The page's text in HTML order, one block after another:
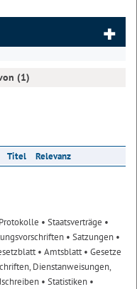
(1)
Titel Relevanz
• Staatsverträge •
• Satzungen •
• Amtsblatt• Gesetze
Dienstanweisungen,
• Statistiken •